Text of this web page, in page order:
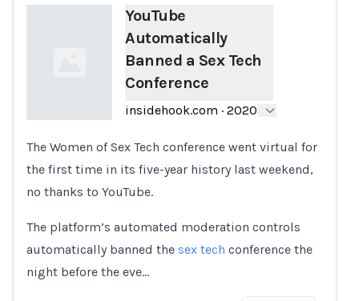
Loading...
YouTube
Automatically
Banned a Sex Tech
Conference
insidehook.com · 2020
The Women of Sex Tech conference went virtual for
the first time in its five-year history last weekend,
no thanks to YouTube.
The platform’s automated moderation controls
automatically banned the sex tech conference the
night before the eve…